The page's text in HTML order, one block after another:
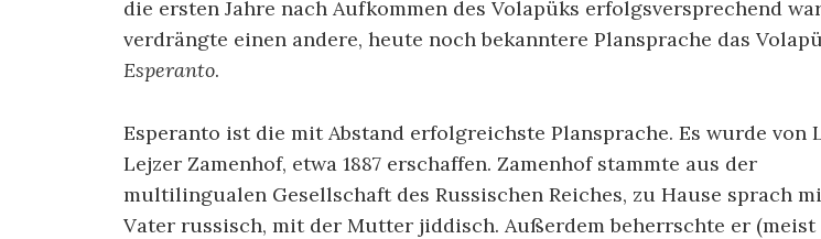
die ersten Jahre nach Aufkommen des Volapüks erfolgsversprechend
verdrängte einen andere, heute noch bekanntere Plansprache das
Esperanto.
Esperanto ist die mit Abstand erfolgreichste Plansprache. Es wurde von
Lejzer Zamenhof, etwa 1887 erschaffen. Zamenhof stammte aus der
multilingualen Gesellschaft des Russischen Reiches, zu Hause sprach
Vater russisch, mit der Mutter jiddisch. Außerdem beherrschte er (meist